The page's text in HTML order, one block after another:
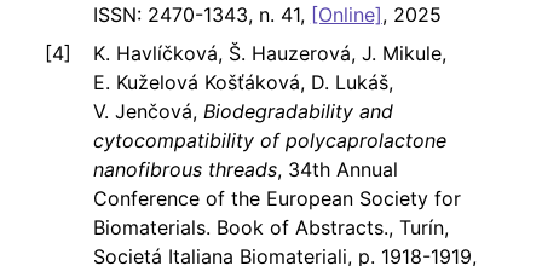
ISSN: 2470-1343, n. 41, [Online], 2025
K. Havlíčková, Š. Hauzerová, J. Mikule,
E. Kuželová Košťáková, D. Lukáš,
V. Jenčová, Biodegradability and
cytocompatibility of polycaprolactone
nanofibrous threads, 34th Annual
Conference of the European Society for
Biomaterials. Book of Abstracts., Turín,
Societá Italiana Biomateriali, p. 1918-1919,